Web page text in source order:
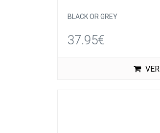
BLACK OR GREY
37.95€
VER